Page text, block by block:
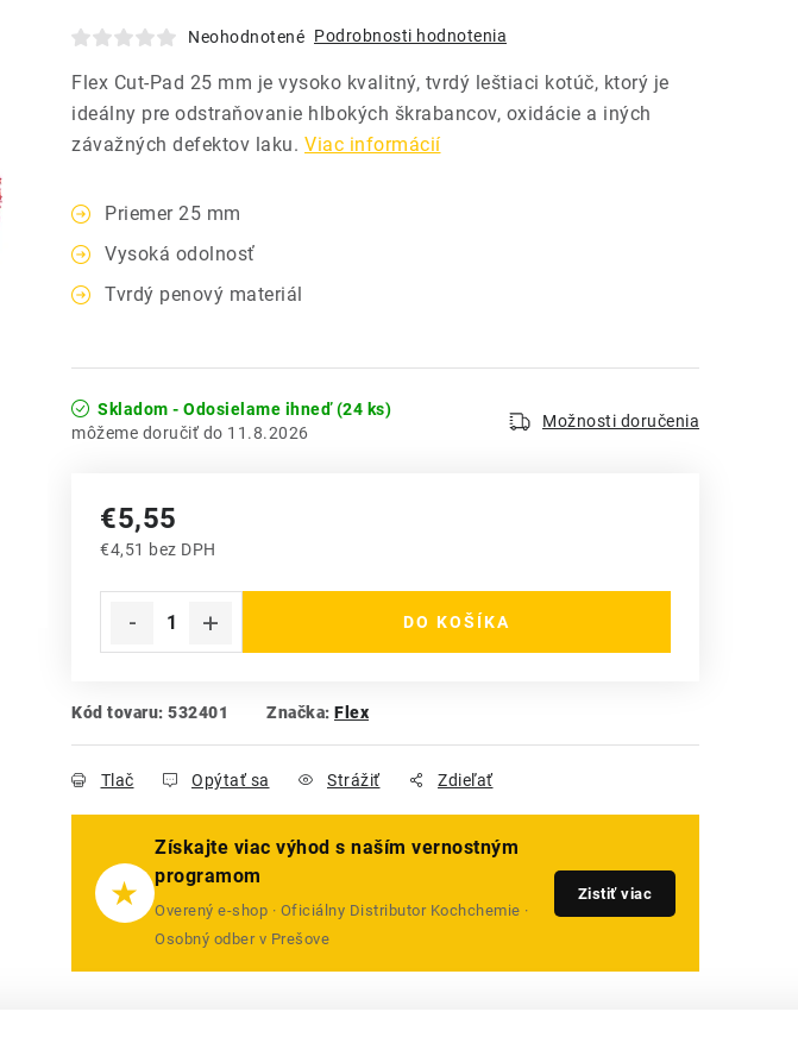
Neohodnotené Podrobnosti hodnotenia
Flex Cut-Pad 25 mm je vysoko kvalitný, tvrdý leštiaci kotúč, ktorý je
ideálny pre odstraňovanie hlbokých škrabancov, oxidácie a iných
závažných defektov laku. Viac informácií
Priemer 25 mm
Vysoká odolnosť
Tvrdý penový materiál
Skladom - Odosielame ihneď(24 ks)
11.8.2026
Možnosti doručenia
€5,55
€4,51 bez DPH
DO KOŠÍKA
Kód tovaru: 532401 Značka: Flex
Tlač Opýtať sa Strážiť Zdieľať
★
Získajte viac výhod s naším vernostným
programom
Overený e-shop · Oficiálny Distributor Kochchemie ·
Osobný odber v Prešove
Zistiť viac